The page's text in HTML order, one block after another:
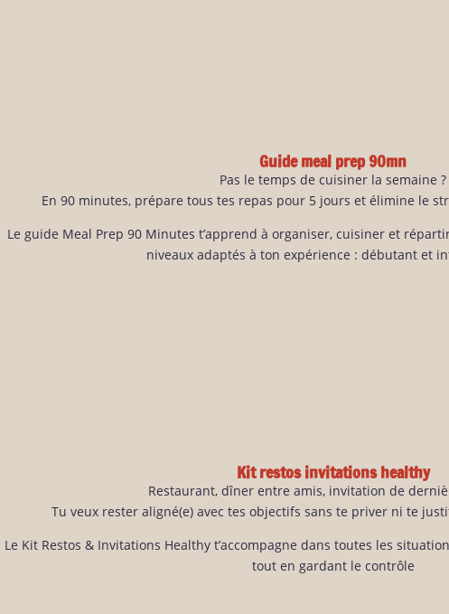
Guide meal prep 90mn
Pas le temps de cuisiner la semaine ?
En 90 minutes, prépare tous tes repas pour 5 jours et élimine le
Le guide Meal Prep 90 Minutes t’apprend à organiser, cuisiner et
niveaux adaptés à ton expérience : débutant et
Kit restos invitations healthy
Restaurant, dîner entre amis, invitation de
Tu veux rester aligné(e) avec tes objectifs sans te priver ni te
Le Kit Restos & Invitations Healthy t’accompagne dans toutes les
tout en gardant le contrôle